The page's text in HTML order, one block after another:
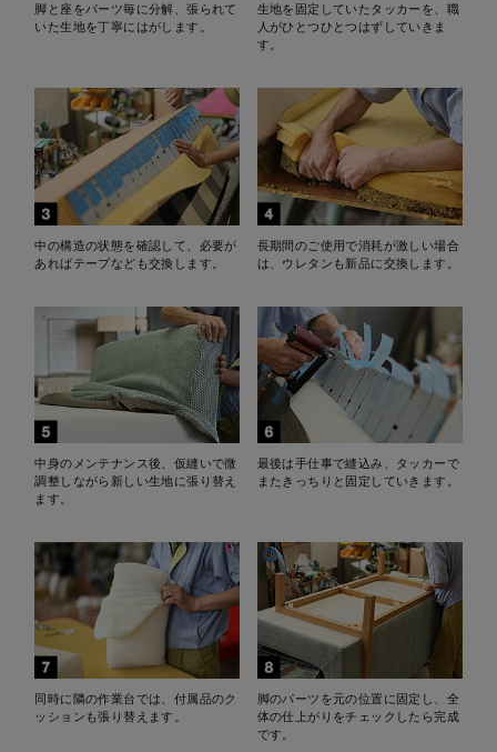
脚と座をパーツ毎に分解、張られて
いた生地を丁寧にはがします。
生地を固定していたタッカーを、職
人がひとつひとつはずしていきま
す。
中の構造の状態を確認して、必要が
あればテープなども交換します。
長期間のご使用で消耗が激しい場合
は、ウレタンも新品に交換します。
中身のメンテナンス後、仮縫いで微
調整しながら新しい生地に張り替え
ます。
最後は手仕事で縫込み、タッカーで
またきっちりと固定していきます。
同時に隣の作業台では、付属品のク
ッションも張り替えます。
脚のパーツを元の位置に固定し、全
体の仕上がりをチェックしたら完成
です。